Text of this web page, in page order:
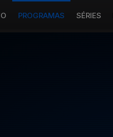
PROGRAMAS SÉRIES